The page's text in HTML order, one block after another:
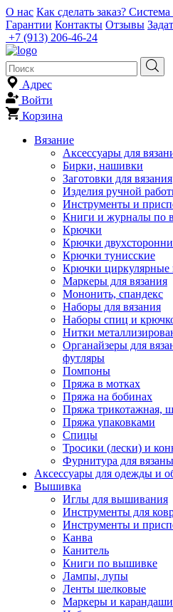
О нас Как сделать заказ? Система
Гарантии Контакты Отзывы
+7 (913) 206-46-24
Адрес
Войти
Корзина
Вязание
Аксессуары для
Бирки, нашивки
Заготовки для вязания
Изделия ручной
Инструменты и
Книги и журналы по
Крючки
Крючки
Крючки тунисские
Крючки циркулярные
Маркеры для вязания
Мононить, спандекс
Наборы для вязания
Наборы спиц и
Нитки
Органайзеры для
футляры
Помпоны
Пряжа в мотках
Пряжа на бобинах
Пряжа трикотажная,
Пряжа упаковками
Спицы
Тросики (лески) и
Фурнитура для
Аксессуары для одежды и
Вышивка
Иглы для вышивания
Инструменты для
Инструменты и
Канва
Канитель
Книги по вышивке
Лампы, лупы
Ленты шелковые
Маркеры и карандаши